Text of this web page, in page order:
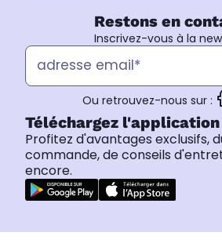
Restons en
Inscrivez-vous à la
Ou retrouvez-nous sur :
Téléchargez
Profitez d'avantages exclusifs,
commande, de conseils
encore.